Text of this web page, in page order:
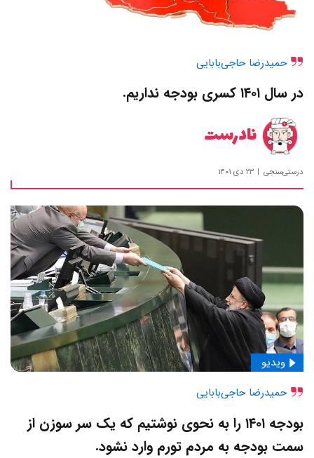
حمیدرضا حاجی‌بابایی
در سال ۱۴۰۱ کسری بودجه نداریم.
نادرست
درستی‌سنجی ۲۳ دی ۱۴۰۱
حمیدرضا حاجی‌بابایی
ویدیو
بودجه ۱۴۰۱ را به نحوی نوشتیم که یک سر سوزن از
سمت بودجه به مردم تورم وارد نشود.